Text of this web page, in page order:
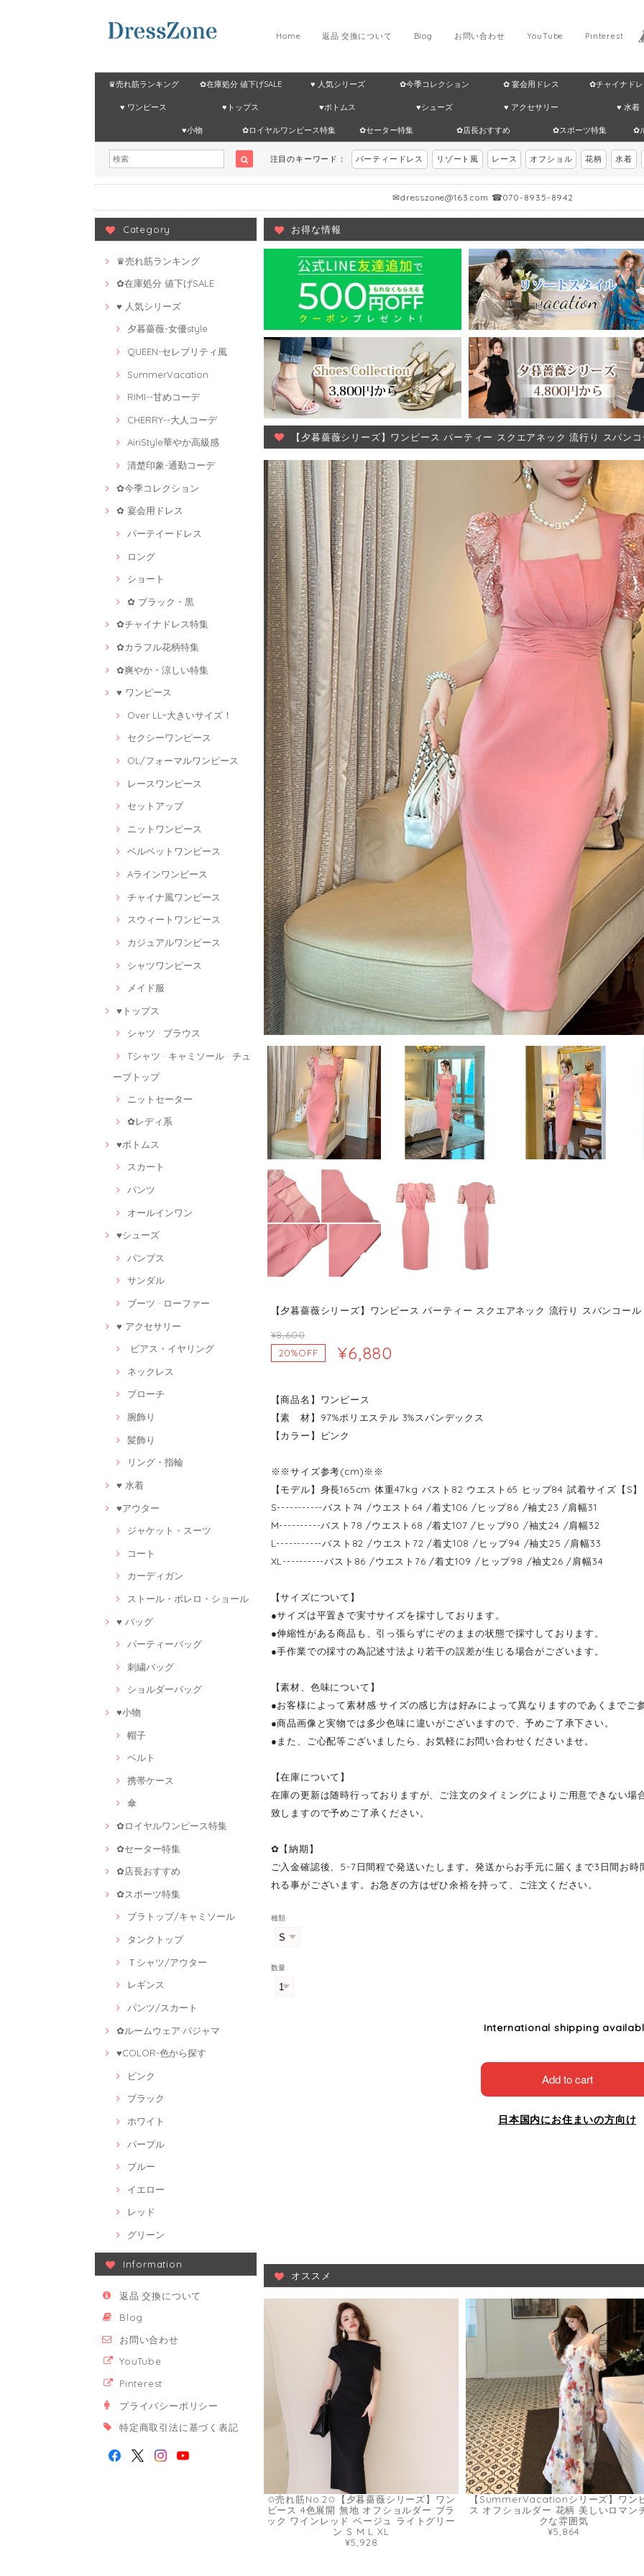
Pinterest
YouTube
お問い合わせ
Blog
返品·交換について
Home
♛売れ筋ランキング ✿在庫処分 値下げSALE ♥ 人気シリーズ ✿今季コレクション ✿ 宴会用ドレス ✿チャイナド
♥ ワンピース ♥トップス ♥ボトムス ♥シューズ ♥ アクセサリー ♥ 水着
♥小物 ✿ロイヤルワンピース特集 ✿セーター特集 ✿店長おすすめ ✿スポーツ特集 ✿
注目のキーワード： パーティードレス リゾート風 レース オフショル 花柄 水着
✉dresszone@163.com ☎070-8935-8942
Category
♛売れ筋ランキング
✿在庫処分 値下げSALE
♥ 人気シリーズ
夕暮薔薇-女優style
QUEEN-セレブリティ風
SummerVacation
RIMI--甘めコーデ
CHERRY--大人コーデ
AiriStyle華やか高級感
清楚印象-通勤コーデ
✿今季コレクション
✿ 宴会用ドレス
パーテイードレス
ロング
ショート
✿ ブラック・黒
✿チャイナドレス特集
✿カラフル花柄特集
✿爽やか・涼しい特集
♥ ワンピース
Over LL~大きいサイズ！
セクシーワンピース
OL/フォーマルワンピース
レースワンピース
セットアップ
ニットワンピース
ベルベットワンピース
Aラインワンピース
チャイナ風ワンピース
スウィートワンピース
カジュアルワンピース
シャツワンピース
メイド服
♥トップス
シャツ · ブラウス
Tシャツ · キャミソール · チュ
ーブトップ
ニットセーター
✿レディ系
♥ボトムス
スカート
パンツ
オールインワン
♥シューズ
パンプス
サンダル
ブーツ · ローファー
♥ アクセサリー
ピアス・イヤリング
ネックレス
ブローチ
腕飾り
髪飾り
リング・指輪
♥ 水着
♥アウター
ジャケット・スーツ
コート
カーディガン
ストール・ボレロ・ショール
♥ バッグ
パーティーバッグ
刺繍バッグ
ショルダーバッグ
♥小物
帽子
ベルト
携帯ケース
傘
✿ロイヤルワンピース特集
✿セーター特集
✿店長おすすめ
✿スポーツ特集
ブラトップ/キャミソール
タンクトップ
Ｔシャツ/アウター
レギンス
パンツ/スカート
✿ルームウェア·パジャマ
♥COLOR-色から探す
ピンク
ブラック
ホワイト
パープル
ブルー
イエロー
レッド
グリーン
Information
返品·交換について
Blog
お問い合わせ
YouTube
Pinterest
プライバシーポリシー
特定商取引法に基づく表記
お得な情報
【夕暮薔薇シリーズ】ワンピース パーティー スクエアネック 流行り スパン
【夕暮薔薇シリーズ】ワンピース パーティー スクエアネック 流行り スパンコー
¥8,600
20%OFF
¥6,880
【商品名】ワンピース
【素 材】97%ポリエステル 3%スパンデックス
【カラー】ピンク
※※サイズ参考(cm)※※
【モデル】身長165cm 体重47kg バスト82 ウエスト65 ヒップ84 試着サイズ【S】
S-----------バスト74 /ウエスト64 /着丈106 /ヒップ86 /袖丈23 /肩幅31
M----------バスト78 /ウエスト68 /着丈107 /ヒップ90 /袖丈24 /肩幅32
L-----------バスト82 /ウエスト72 /着丈108 /ヒップ94 /袖丈25 /肩幅33
XL----------バスト86 /ウエスト76 /着丈109 /ヒップ98 /袖丈26 /肩幅34
【サイズについて】
●サイズは平置きで実寸サイズを採寸しております。
●伸縮性がある商品も、引っ張らずにぞのままの状態で採寸しております。
●手作業での採寸の為記述寸法より若干の誤差が生じる場合がございます。
【素材、色味について】
●お客様によって素材感·サイズの感じ方は好みによって異なりますのであくまでご
●商品画像と実物では多少色味に違いがございますので、予めご了承下さい。
●また、ご心配等ございましたら、お気軽にお問い合わせくださいませ。
【在庫について】
在庫の更新は随時行っておりますが、ご注文のタイミングによりご用意できない場
致しますので予めご了承ください。
✿【納期】
ご入金確認後、5-7日間程で発送いたします。発送からお手元に届くまで3日間お
れる事がございます。お急ぎの方はぜひ余裕を持って、ご注文ください。
種類
数量
International shipping
Add to cart
日本国内にお住まいの方向け
オススメ
✩売れ筋No.2✩【夕暮薔薇シリーズ】ワン
ピース 4色展開 無地 オフショルダー ブラ
ック ワインレッド ベージュ ライトグリー
ン S M L XL
¥5,928
【SummerVacationシリーズ】ワン
ス オフショルダー 花柄 美しいロマン
クな雰囲気
¥5,864